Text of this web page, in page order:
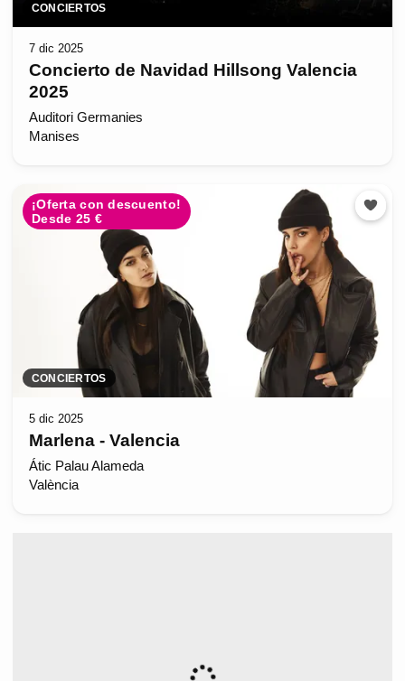
CONCIERTOS
7 dic 2025
Concierto de Navidad Hillsong Valencia
2025
Auditori Germanies
Manises
¡Oferta con descuento!
Desde 25 €
CONCIERTOS
5 dic 2025
Marlena - Valencia
Átic Palau Alameda
València